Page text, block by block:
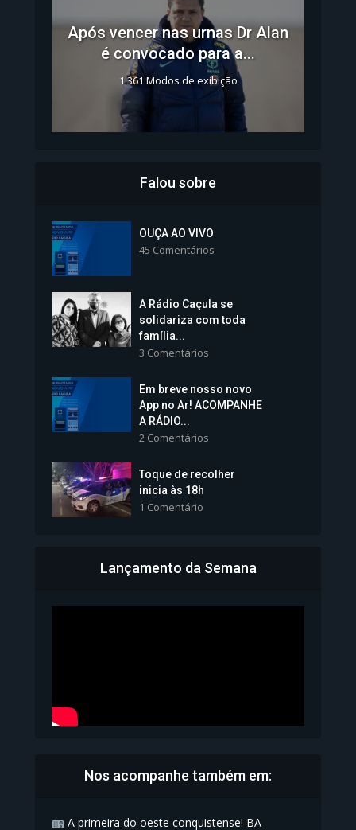
Após vencer nas urnas Dr Alan
é convocado para a...
1.361 Modos de exibição
Colégios da Polícia...
Vice-Prefeita Sheila Lemos
tomará posse nesta...
1.101 Modos de exibição
Bahia inicia emissão da
Falou sobre
OUÇA AO VIVO
45 Comentários
A Rádio Caçula se
solidariza com toda
família...
3 Comentários
Em breve nosso novo
App no Ar! ACOMPANHE
A RÁDIO...
2 Comentários
Toque de recolher
inicia às 18h
1 Comentário
Lançamento da Semana
Nos acompanhe também em:
A primeira do oeste conquistense! BA